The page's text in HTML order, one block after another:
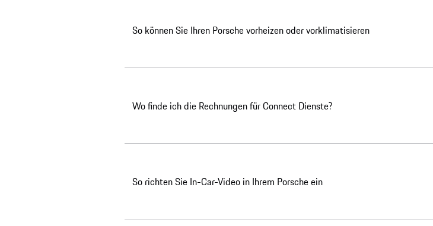
So können Sie Ihren Porsche vorheizen oder vorklimatisieren
Wo finde ich die Rechnungen für Connect Dienste?
So richten Sie In-Car-Video in Ihrem Porsche ein